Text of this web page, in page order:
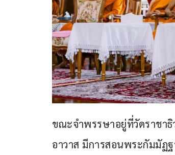
ขณะจำพรรษาอยู่ที่วัดราชา
อาวาส มีการสอนพระกัมมัฏ